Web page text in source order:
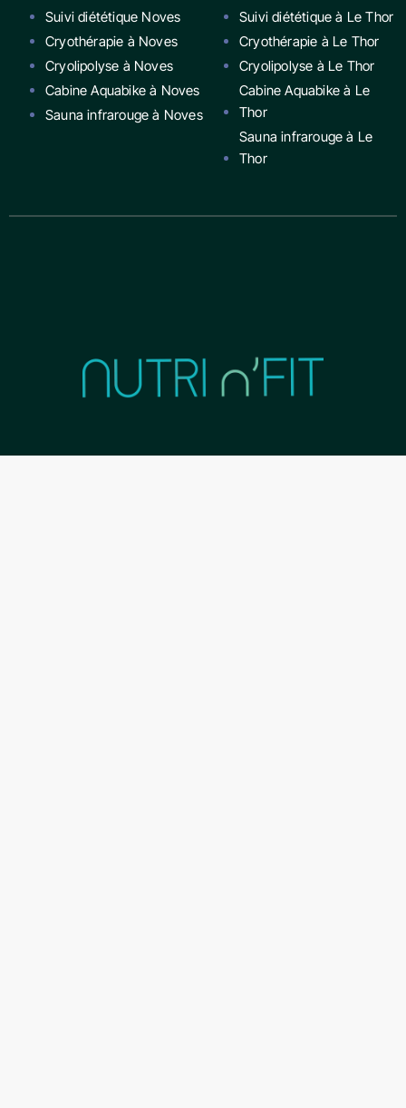
Suivi diététique Noves
Cryothérapie à Noves
Cryolipolyse à Noves
Cabine Aquabike à Noves
Sauna infrarouge à Noves
Suivi diététique à Le Thor
Cryothérapie à Le Thor
Cryolipolyse à Le Thor
Cabine Aquabike à Le
Thor
Sauna infrarouge à Le
Thor